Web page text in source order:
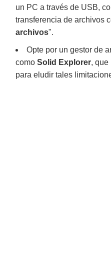
un PC a través de USB,
transferencia de archivos
archivos".
Opte por un gestor de
como Solid Explorer, que
para eludir tales